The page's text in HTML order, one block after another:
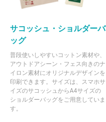
サコッシュ・ショルダーバ
ッグ
普段使いしやすいコットン素材や、
アウトドアシーン・フェス向きのナ
イロン素材にオリジナルデザインを
印刷できます。サイズは、スマホサ
イズのサコッシュからA4サイズの
ショルダーバッグをご用意していま
す。